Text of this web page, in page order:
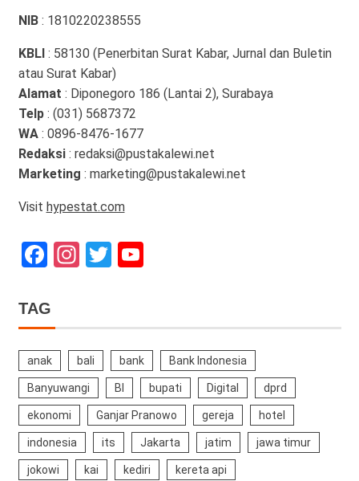
NIB : 1810220238555
KBLI : 58130 (Penerbitan Surat Kabar, Jurnal dan Buletin
atau Surat Kabar)
Alamat : Diponegoro 186 (Lantai 2), Surabaya
Telp: (031) 5687372
WA: 0896-8476-1677
Redaksi: redaksi@pustakalewi.net
Marketing : marketing@pustakalewi.net
Visit hypestat.com
Facebook
Instagram
TwitterYouTube
TAG
anak bali bank Bank Indonesia
Banyuwangi BI bupati Digital dprd
ekonomi Ganjar Pranowo gereja hotel
indonesia its Jakarta jatim jawa timur
jokowi kai kediri kereta api